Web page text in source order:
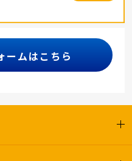
ームはこちら